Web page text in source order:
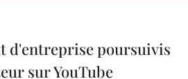
d'entreprise poursuivis
sur YouTube